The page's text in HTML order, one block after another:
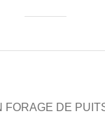
DE